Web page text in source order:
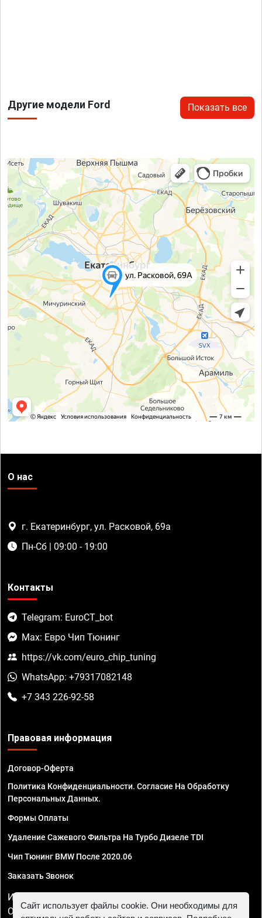
Другие модели Ford Показать все
О нас
г. Екатеринбург, ул. Расковой, 69а
Пн-Сб | 09:00 - 19:00
Контакты
Telegram: EuroCT_bot
Max: Евро Чип Тюнинг
https://vk.com/euro_chip_tuning
WhatsApp: +79317082148
+7 343 226-92-58
Правовая информация
Договор-Оферта
Политика Конфиденциальности. Согласие На Обработку
Персональных Данных.
Формы Оплаты
Удаление Сажевого Фильтра На Турбо Дизеле TDI
Чип Тюнинг BMW После 2020.06
Заказать Звонок
ИП Смирнов Георгий Павлович. ИНН 781302555843,
ОГРНИП 324470400032610
Сайт использует файлы cookie. Они необходимы для